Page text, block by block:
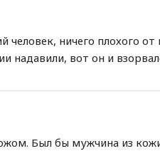
человек, ничего плохого
надавили, вот он и
Был бы мужчина из